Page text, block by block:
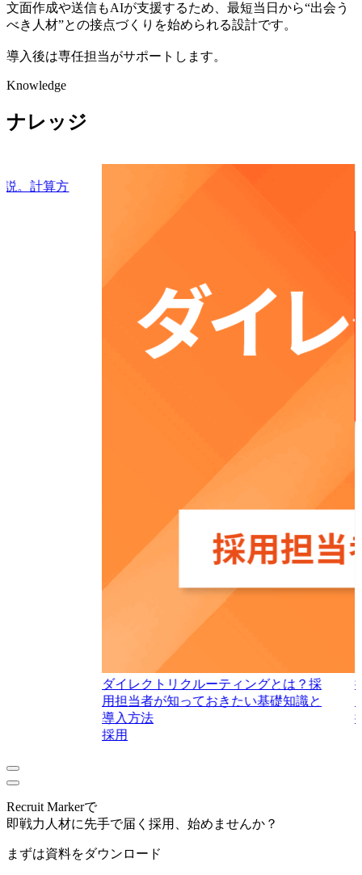
文面作成や送信もAIが支援するため、最短当日から“出会う
べき人材”との接点づくりを始められる設計です。
導入後は専任担当がサポートします。
Knowledge
ナレッジ
説。計算方
ダイレクトリクルーティングとは？採
用担当者が知っておきたい基礎知識と
導入方法
採用
Recruit Markerで
即戦力人材に先手で届く採用、始めませんか？
まずは資料をダウンロード